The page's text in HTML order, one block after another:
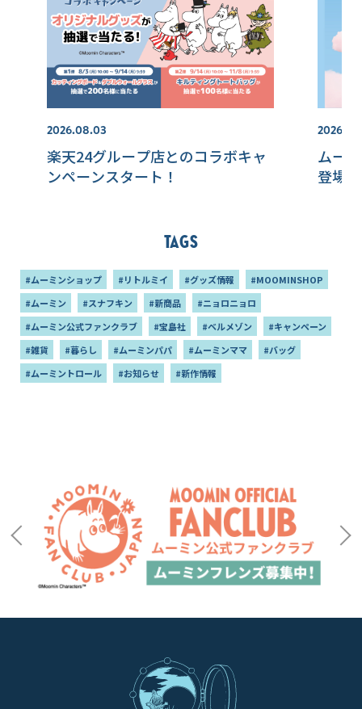
2026.08.03
楽天24グループ店とのコラボキャ
ンペーンスタート！
ムー
登場
Tags
#ムーミンショップ #リトルミイ #グッズ情報
#MOOMINSHOP
#ムーミン
#スナフキン #新商品
#ニョロニョロ
#ムーミン公式ファンクラブ
#宝島社 #ベルメゾン
#キャンペーン
#雑貨
#暮らし #ムーミンパパ #ムーミンママ
#バッグ
#ムーミントロール
#お知らせ #新作情報